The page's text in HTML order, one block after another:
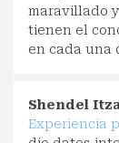
maravillado
tienen el
en cada una
Shendel
Experiencia